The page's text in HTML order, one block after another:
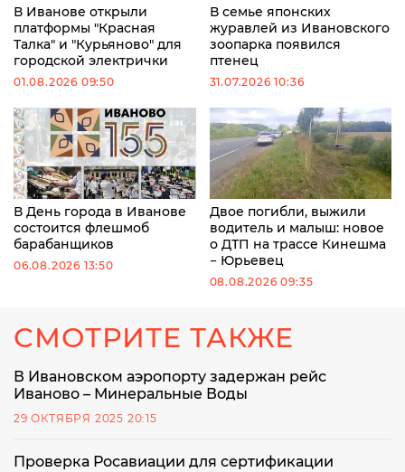
В Иванове открыли
платформы "Красная
Талка" и "Курьяново" для
городской электрички
01.08.2026 09:50
В семье японских
журавлей из Ивановского
зоопарка появился
птенец
31.07.2026 10:36
В День города в Иванове
состоится флешмоб
барабанщиков
06.08.2026 13:50
Двое погибли, выжили
водитель и малыш: новое
о ДТП на трассе Кинешма
− Юрьевец
08.08.2026 09:35
СМОТРИТЕ ТАКЖЕ
В Ивановском аэропорту задержан рейс
Иваново – Минеральные Воды
29 ОКТЯБРЯ 2025 20:15
Проверка Росавиации для сертификации